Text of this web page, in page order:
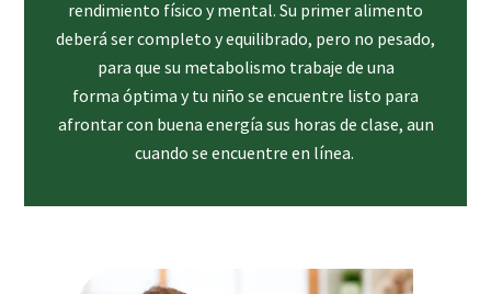
rendimiento físico y mental. Su primer alimento
deberá ser completo y equilibrado, pero no pesado,
para que su metabolismo trabaje de una
forma óptima y tu niño se encuentre listo para
afrontar con buena energía sus horas de clase, aun
cuando se encuentre en línea.